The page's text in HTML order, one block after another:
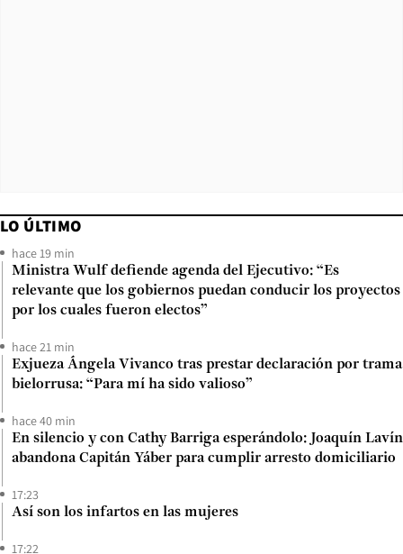
LO ÚLTIMO
hace 19 min
Ministra Wulf defiende agenda del Ejecutivo: “Es
relevante que los gobiernos puedan conducir los proyectos
por los cuales fueron electos”
hace 21 min
Exjueza Ángela Vivanco tras prestar declaración por trama
bielorrusa: “Para mí ha sido valioso”
hace 40 min
En silencio y con Cathy Barriga esperándolo: Joaquín Lavín
abandona Capitán Yáber para cumplir arresto domiciliario
17:23
Así son los infartos en las mujeres
17:22